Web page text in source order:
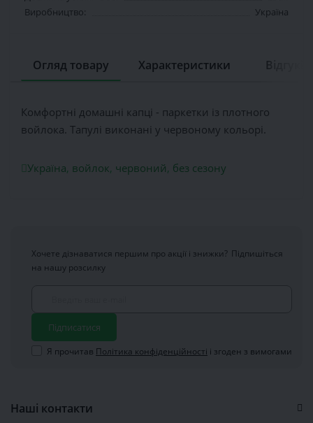
Виробництво:
Україна
Огляд товару Характеристики
Комфортні домашні капці - паркетки із плотного
войлока. Тапулі виконані у червоному кольорі.
Україна, войлок, червоний, без сезону
Хочете дізнаватися першим про акції і знижки? Підпишіться
на нашу розсилку
Підписатися
Я прочитав Політика конфіденційності і згоден з вимогами
Наші контакти